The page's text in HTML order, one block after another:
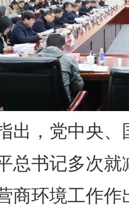
，党中央、
总书记多次
商环境工作